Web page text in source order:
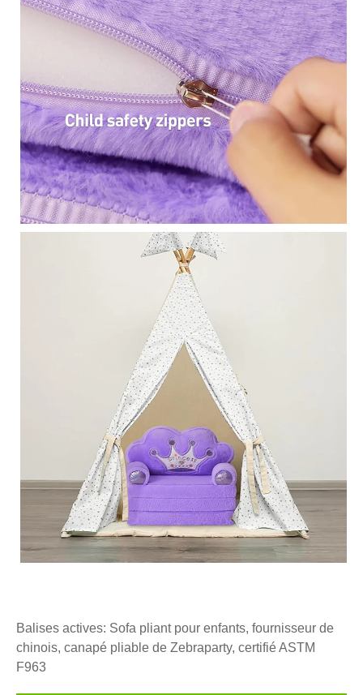
Balises actives: Sofa pliant pour enfants, fournisseur de
chinois, canapé pliable de Zebraparty, certifié ASTM
F963